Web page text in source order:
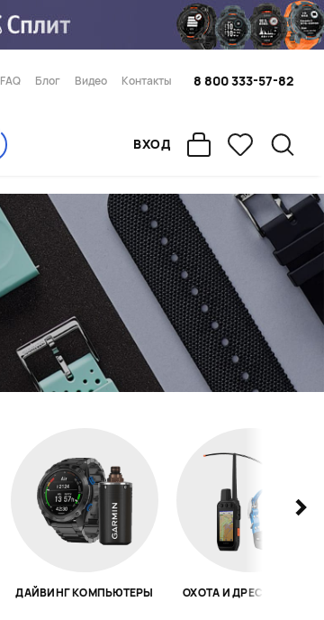
FAQ Блог Видео Контакты 8 800 333-57-82
ВХОД
ДАЙВИНГ КОМПЬЮТЕРЫ ОХОТА И ДРЕССИРОВКА